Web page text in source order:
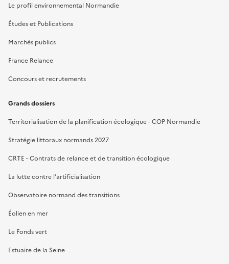
Le profil environnemental Normandie
Études et Publications
Marchés publics
France Relance
Concours et recrutements
Grands dossiers
Territorialisation de la planification écologique - COP Normandie
Stratégie littoraux normands 2027
CRTE - Contrats de relance et de transition écologique
La lutte contre l’artificialisation
Observatoire normand des transitions
Éolien en mer
Le Fonds vert
Estuaire de la Seine